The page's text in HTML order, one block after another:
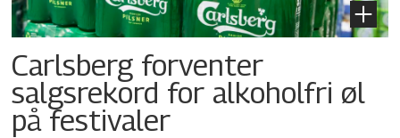
Carlsberg forventer
salgsrekord for alkoholfri øl
på festivaler